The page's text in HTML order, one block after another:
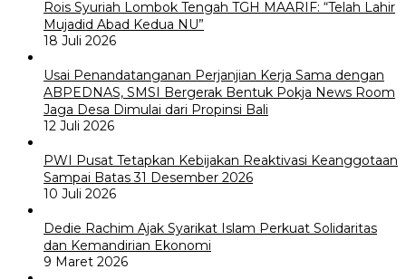
Rois Syuriah Lombok Tengah TGH MAARIF: “Telah Lahir
Mujadid Abad Kedua NU”
18 Juli 2026
Usai Penandatanganan Perjanjian Kerja Sama dengan
ABPEDNAS, SMSI Bergerak Bentuk Pokja News Room
Jaga Desa Dimulai dari Propinsi Bali
12 Juli 2026
PWI Pusat Tetapkan Kebijakan Reaktivasi Keanggotaan
Sampai Batas 31 Desember 2026
10 Juli 2026
Dedie Rachim Ajak Syarikat Islam Perkuat Solidaritas
dan Kemandirian Ekonomi
9 Maret 2026